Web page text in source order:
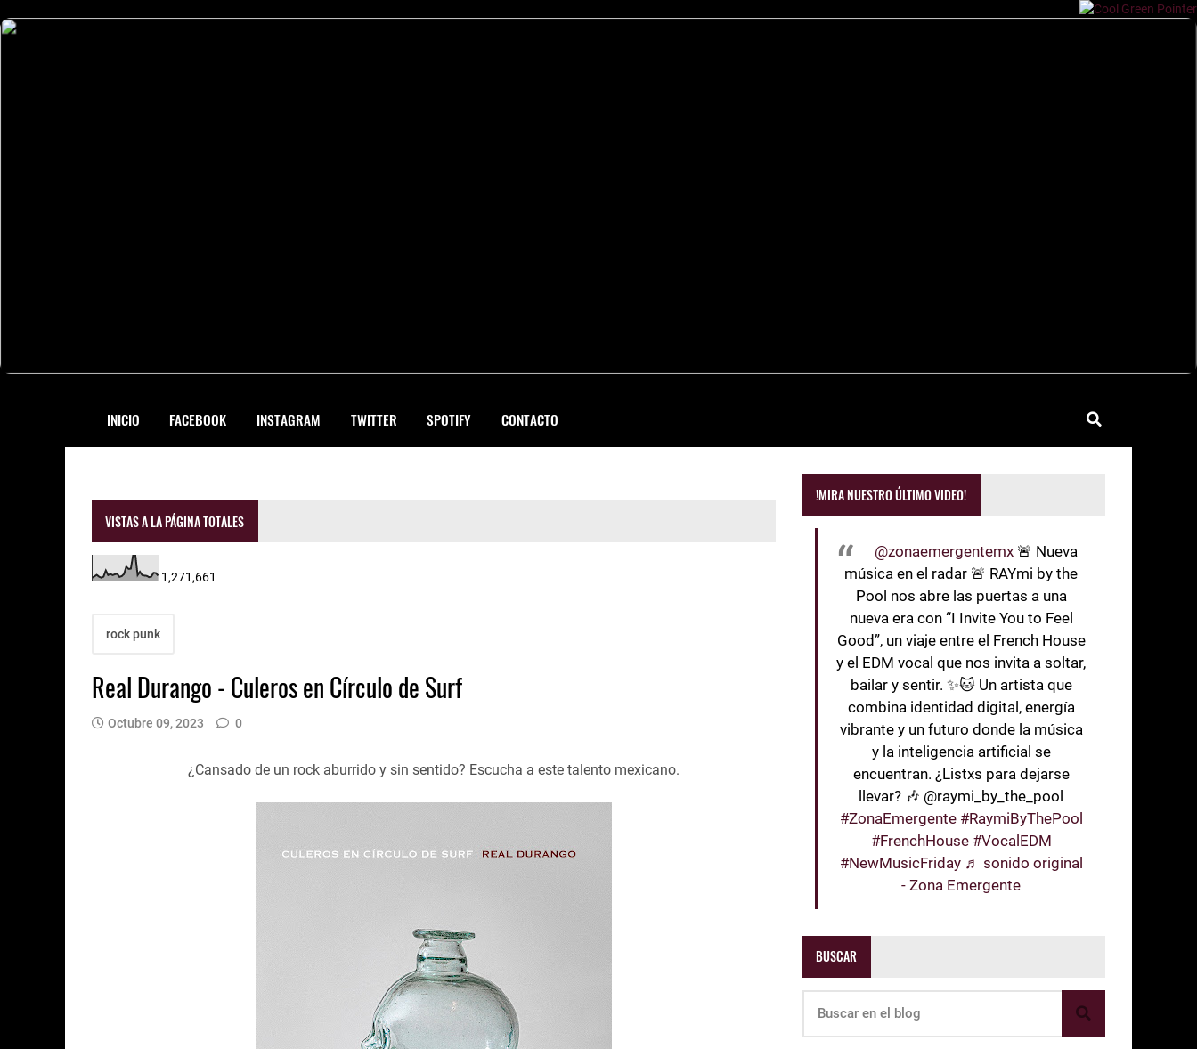
INICIO FACEBOOK INSTAGRAM TWITTER SPOTIFY CONTACTO
VISTAS A LA PÁGINA TOTALES
1,271,661
rock punk
Real Durango - Culeros en Círculo de Surf
Octubre 09, 2023 0
¿Cansado de un rock aburrido y sin sentido? Escucha a este talento mexicano.
!MIRA NUESTRO ÚLTIMO VIDEO!
@zonaemergentemx 🚨 Nueva
música en el radar 🚨 RAYmi by the
Pool nos abre las puertas a una
nueva era con “I Invite You to Feel
Good”, un viaje entre el French House
y el EDM vocal que nos invita a soltar,
bailar y sentir. ✨🐱 Un artista que
combina identidad digital, energía
vibrante y un futuro donde la música
y la inteligencia artificial se
encuentran. ¿Listxs para dejarse
llevar? 🎶 @raymi_by_the_pool
#ZonaEmergente #RaymiByThePool
#FrenchHouse #VocalEDM
#NewMusicFriday ♬ sonido original
- Zona Emergente
BUSCAR